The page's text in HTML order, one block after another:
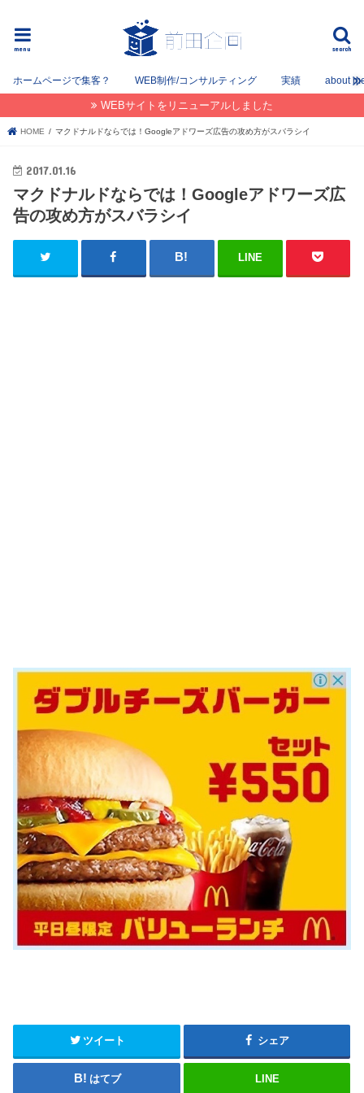
search
menu
ホームページで集客？ WEB制作/コンサルティング 実績 about
WEBサイトをリニューアルしました
HOME マクドナルドならでは！Googleアドワーズ広告の攻め方がスバラシイ
2017.01.16
マクドナルドならでは！Googleアドワーズ広
告の攻め方がスバラシイ
LINE
ツイート シェア
はてブ LINE